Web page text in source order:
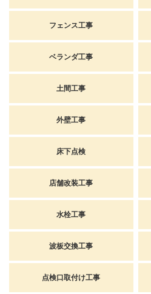
フェンス工事
ベランダ工事
土間工事
外壁工事
床下点検
店舗改装工事
水栓工事
波板交換工事
点検口取付け工事